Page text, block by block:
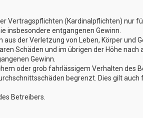
Vertragspflichten (Kardinalpflichten) nur
insbesondere entgangenen Gewinn.
der Verletzung von Leben, Körper und
Schäden und im übrigen der Höhe nach
Gewinn.
oder grob fahrlässigem Verhalten des
begrenzt. Dies gilt
Betreibers.